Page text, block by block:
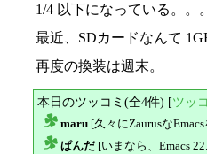
1/4 以下になっている。。。
最近、SDカードなんて
再度の換装は週末。
本日のツッコミ(全4件) [ツッ
maru [久々にZaurusな
ぱんだ[いまなら、Emacs